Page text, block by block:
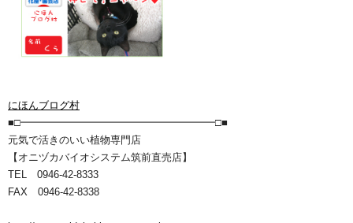
にほんブログ村
■□━━━━━━━━━━━━━━━━━━━□■
元気で活きのいい植物専門店
【オニヅカバイオシステム筑前直売店】
TEL 0946-42-8333
FAX 0946-42-8338